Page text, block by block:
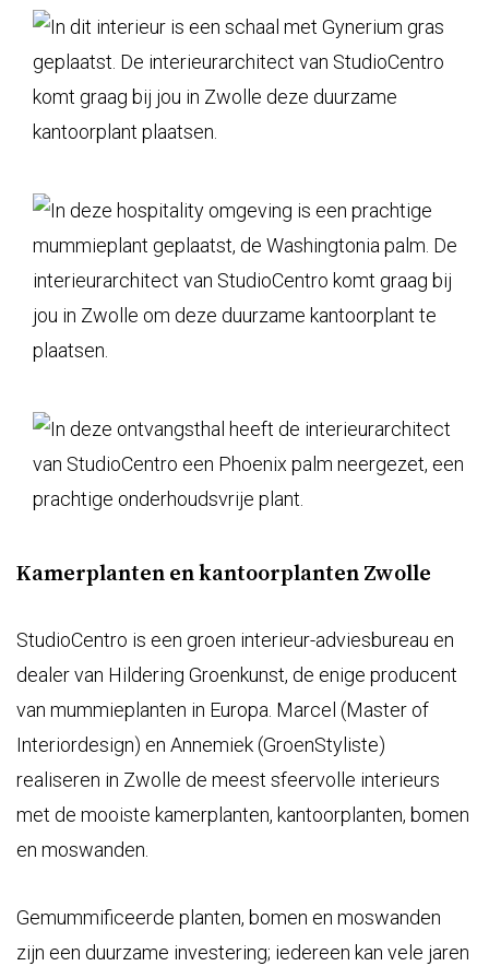
Kamerplanten en kantoorplanten Zwolle
StudioCentro is een groen interieur-adviesbureau en
dealer van Hildering Groenkunst, de enige producent
van mummieplanten in Europa. Marcel (Master of
Interiordesign) en Annemiek (GroenStyliste)
realiseren in Zwolle de meest sfeervolle interieurs
met de mooiste kamerplanten, kantoorplanten, bomen
en moswanden.
Gemummificeerde planten, bomen en moswanden
zijn een duurzame investering; iedereen kan vele jaren